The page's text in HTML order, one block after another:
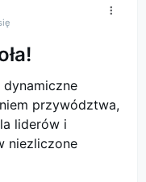
dynamiczne
przywództwa,
liderów i
niezliczone